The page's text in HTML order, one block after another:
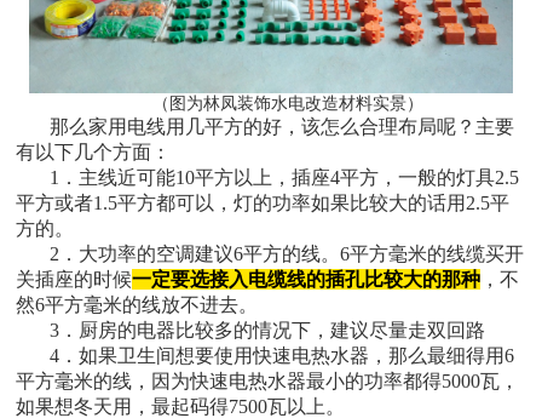
（图为林凤装饰水电改造材料实景）
那么家用电线用几平方的好，该怎么合理布局呢？主要
有以下几个方面：
1．主线近可能10平方以上，插座4平方，一般的灯具2.5
平方或者1.5平方都可以，灯的功率如果比较大的话用2.5平
方的。
2．大功率的空调建议6平方的线。6平方毫米的线缆买开
关插座的时候一定要选接入电缆线的插孔比较大的那种 ，不
然6平方毫米的线放不进去。
3．厨房的电器比较多的情况下，建议尽量走双回路
4．如果卫生间想要使用快速电热水器，那么最细得用6
平方毫米的线，因为快速电热水器最小的功率都得5000瓦，
如果想冬天用，最起码得7500瓦以上。